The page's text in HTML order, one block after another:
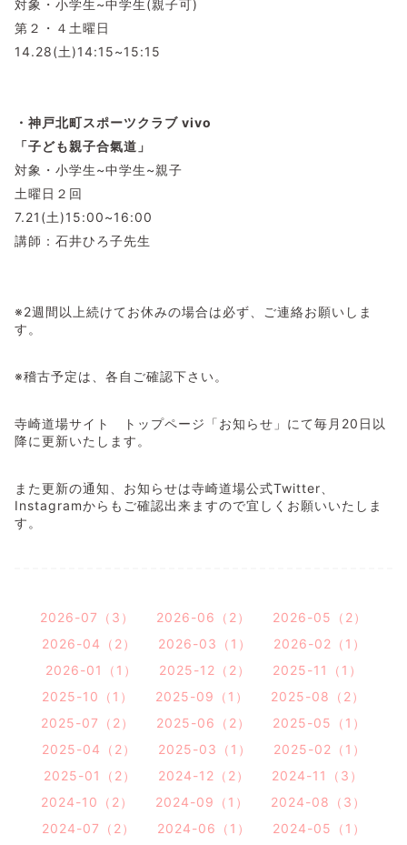
対象・小学生~中学生(親子可)
第２・４土曜日
14.28(土)14:15~15:15
・神戸北町スポーツクラブ vivo
「子ども親子合氣道」
対象・小学生~中学生~親子
土曜日２回
7.21(土)15:00~16:00
講師：石井ひろ子先生
※2週間以上続けてお休みの場合は必ず、ご連絡お願いしま
す。
※稽古予定は、各自ご確認下さい。
寺崎道場サイト トップページ「お知らせ」にて毎月20日以
降に更新いたします。
また更新の通知、お知らせは寺崎道場公式Twitter、
Instagramからもご確認出来ますので宜しくお願いいたしま
す。
2026-07（3） 2026-06（2）
2026-05（2）
2026-04（2）
2026-03（1）
2026-02（1）
2026-01（1）
2025-12（2）
2025-11（1）
2025-10（1）
2025-09（1）
2025-08（2）
2025-07（2）
2025-06（2）
2025-05（1）
2025-04（2）
2025-03（1）
2025-02（1）
2025-01（2）
2024-12（2）
2024-11（3）
2024-10（2）
2024-09（1）
2024-08（3）
2024-07（2）
2024-06（1）
2024-05（1）